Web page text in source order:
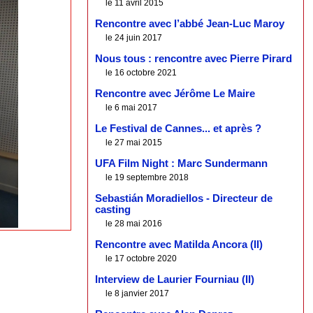
le 11 avril 2015
Rencontre avec l’abbé Jean-Luc Maroy
le 24 juin 2017
Nous tous : rencontre avec Pierre Pirard
le 16 octobre 2021
Rencontre avec Jérôme Le Maire
le 6 mai 2017
Le Festival de Cannes... et après ?
le 27 mai 2015
UFA Film Night : Marc Sundermann
le 19 septembre 2018
Sebastián Moradiellos - Directeur de
casting
le 28 mai 2016
Rencontre avec Matilda Ancora (II)
le 17 octobre 2020
Interview de Laurier Fourniau (II)
le 8 janvier 2017